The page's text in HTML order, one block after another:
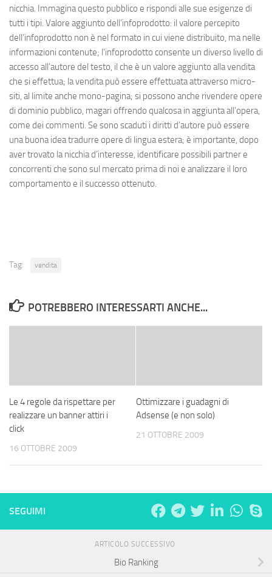
nicchia. Immagina questo pubblico e rispondi alle sue esigenze di
tutti i tipi. Valore aggiunto dell’infoprodotto: il valore percepito
dell’infoprodotto non è nel formato in cui viene distribuito, ma nelle
informazioni contenute; l’infoprodotto consente un diverso livello di
accesso all’autore del testo, il che è un valore aggiunto alla vendita
che si effettua; la vendita può essere effettuata attraverso micro-
siti, al limite anche mono-pagina; si possono anche rivendere opere
di dominio pubblico, magari offrendo qualcosa in aggiunta all’opera,
come dei commenti. Se sono scaduti i diritti d’autore può essere
una buona idea tradurre opere di lingua estera; è importante, dopo
aver trovato la nicchia d’interesse, identificare possibili partner e
concorrenti che sono sul mercato prima di noi e analizzare il loro
comportamento e il successo ottenuto.
Tag: vendita
POTREBBERO INTERESSARTI ANCHE...
Le 4 regole da rispettare per
realizzare un banner attiri i
click
16 OTTOBRE 2009
Ottimizzare i guadagni di
Adsense (e non solo)
21 OTTOBRE 2009
SEGUIMI
ARTICOLO SUCCESSIVO
Bio Ranking